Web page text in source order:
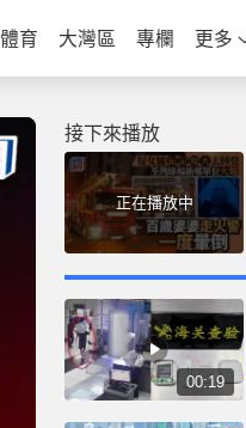
體育 大灣區 專欄 更多
接下來播放
正在播放中
00:19